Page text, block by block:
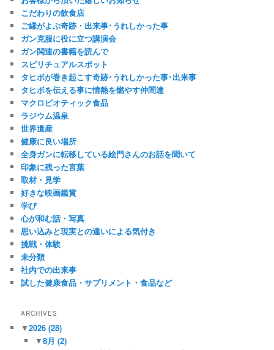
こだわりの飲食店
ご縁がよぶ奇跡・出来事･うれしかった事
ガン克服に役に立つ講演会
ガン関連の書籍を読んで
スピリチュアルスポット
タヒボが巻き起こす奇跡･うれしかった事･出来事
タヒボを伝える事に情熱を燃やす仲間達
マクロビオティック食品
ラジウム温泉
世界遺産
健康に良い場所
全身ガンに転移している絵門さんのお話を聞いて
印象に残った言葉
取材・見学
好きな映画鑑賞
学び
心が和む話・写真
思い込みと現実との違いによる気付き
挑戦・体験
未分類
社内での出来事
試した健康食品・サプリメント・食品など
ARCHIVES
▼2026(28)
▼8月 (2)